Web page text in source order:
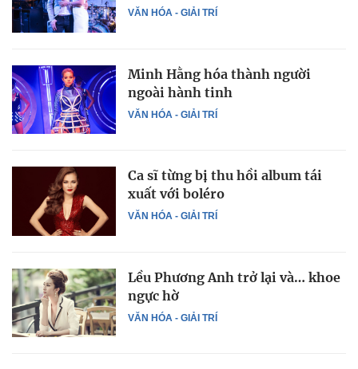
VĂN HÓA - GIẢI TRÍ
VĂN HÓA - GIẢI TRÍ
Minh Hằng hóa thành người
ngoài hành tinh
VĂN HÓA - GIẢI TRÍ
Ca sĩ từng bị thu hồi album tái
xuất với boléro
VĂN HÓA - GIẢI TRÍ
Lều Phương Anh trở lại và… khoe
ngực hờ